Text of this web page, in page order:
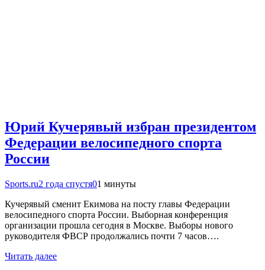
Юрий Кучерявый избран президентом
Федерации велосипедного спорта
России
Sports.ru2 года спустя01 минуты
Кучерявый сменит Екимова на посту главы Федерации
велосипедного спорта России. Выборная конференция
организации прошла сегодня в Москве. Выборы нового
руководителя ФВСР продолжались почти 7 часов….
Читать далее